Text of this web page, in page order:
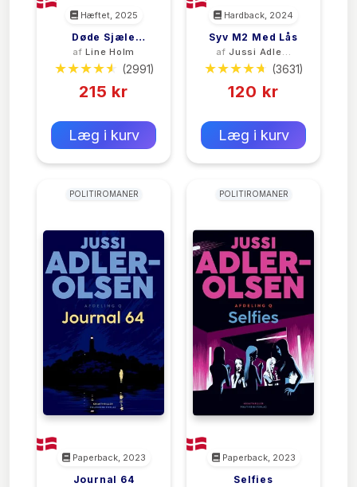
Hæftet, 2025
Døde Sjæle
Synger Ikke
afLine Holm
(2991)
215 kr
Læg i kurv
Hardback, 2024
Syv M2 Med Lås
afJussi Adler-
Olsen
(3631)
120 kr
Læg i kurv
POLITIROMANER
Paperback, 2023
Journal 64
POLITIROMANER
Paperback, 2023
Selfies